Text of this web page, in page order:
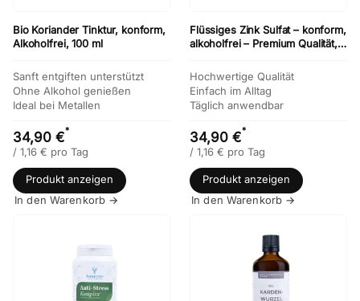
Bio Koriander Tinktur, konform,
Alkoholfrei, 100 ml
Sanft entgiften unterstützt
Ohne Alkohol genießen
Ideal bei Metallen
34,90 €*
/ 1,16 € pro Tag
Produkt anzeigen
In den Warenkorb →
Flüssiges Zink Sulfat – konform,
alkoholfrei – Premium Qualität,
Hochwertige Qualität
Einfach im Alltag
Täglich anwendbar
34,90 €*
/ 1,16 € pro Tag
Produkt anzeigen
In den Warenkorb →